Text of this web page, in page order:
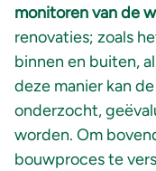
monitoren van de
renovaties; zoals
binnen en buiten,
deze manier kan
onderzocht,
worden. Om
bouwproces te